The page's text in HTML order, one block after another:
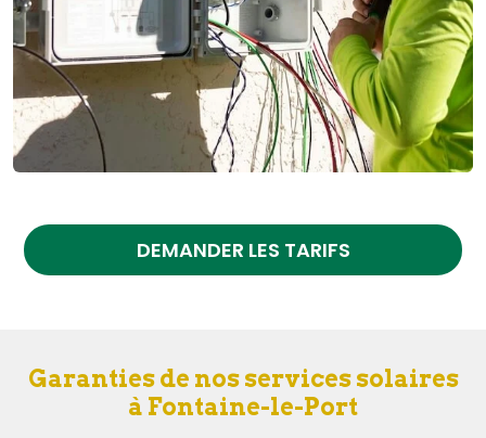
DEMANDER LES TARIFS
Garanties de nos services solaires
à Fontaine-le-Port